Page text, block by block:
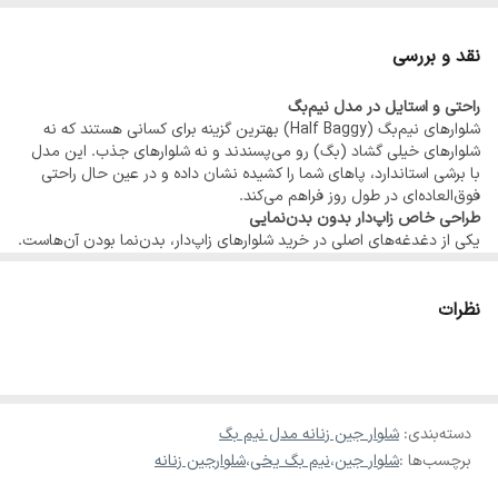
🔹عرض باسن۶۳
نقد و بررسی
راحتی و استایل در مدل نیم‌بگ
شلوارهای نیم‌بگ (Half Baggy) بهترین گزینه برای کسانی هستند که نه
شلوارهای خیلی گشاد (بگ) رو می‌پسندند و نه شلوارهای جذب. این مدل
با برشی استاندارد، پاهای شما را کشیده نشان داده و در عین حال راحتی
فوق‌العاده‌ای در طول روز فراهم می‌کند.
طراحی خاص زاپ‌دار بدون بدن‌نمایی
یکی از دغدغه‌های اصلی در خرید شلوارهای زاپ‌دار، بدن‌نما بودن آن‌هاست.
خیال راحت می‌توانید در محیط‌های مختلف از آن استفاده کنید.
نظرات
دسته‌بندی: شلوار جین زنانه مدل نیم بگ
برچسب‌ها :شلوار جین،نیم بگ یخی،شلوارجین زنانه